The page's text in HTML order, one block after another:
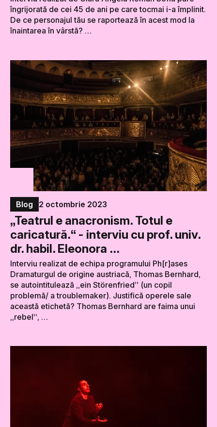
îngrijorată de cei 45 de ani pe care tocmai i-a împlinit.
De ce personajul tău se raportează în acest mod la
înaintarea în vârstă? …
Blog 2 octombrie 2023
„Teatrul e anacronism. Totul e
caricatură.“ - interviu cu prof. univ.
dr. habil. Eleonora …
Interviu realizat de echipa programului Ph[r]ases
Dramaturgul de origine austriacă, Thomas Bernhard,
se autointitulează „ein Störenfried” (un copil
problemă/ a troublemaker). Justifică operele sale
această etichetă? Thomas Bernhard are faima unui
„rebel“, …